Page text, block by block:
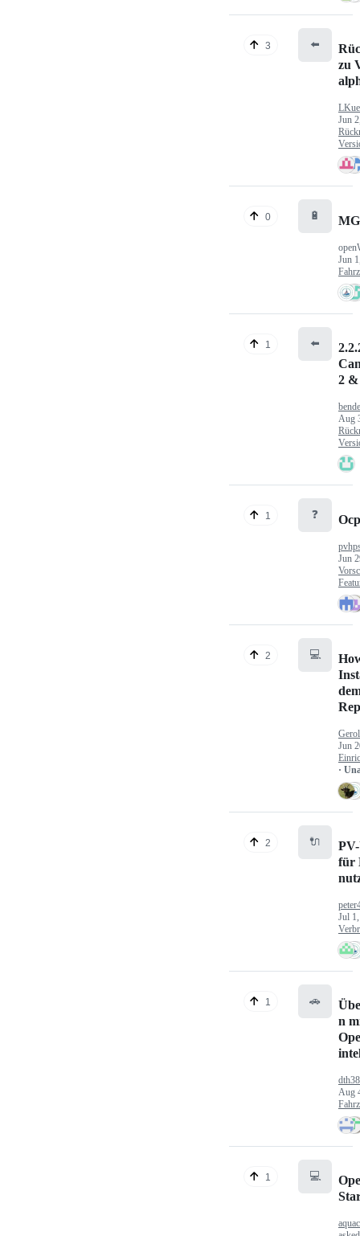
3 ⬅️
zu
Jun
0 🔋
Jun
1 ⬅️
2 &
Aug
1 ❓
Jun
2 💻
Jun
·
2 🔌
für
Jul
1 🚗
n
Aug
1 💻